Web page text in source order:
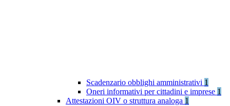
Scadenzario obblighi amministrativi 1
Oneri informativi per cittadini e imprese 1
Attestazioni OIV o struttura analoga 1